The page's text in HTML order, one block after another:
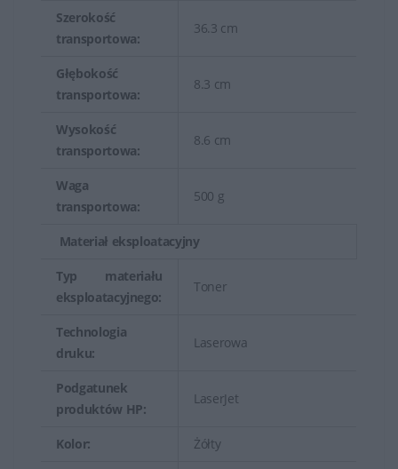
Szerokość
transportowa:
36.3 cm
Głębokość
transportowa:
8.3 cm
Wysokość
transportowa:
8.6 cm
Waga
transportowa:
500 g
Materiał eksploatacyjny
Typ materiału
eksploatacyjnego:
Toner
Technologia
druku:
Laserowa
Podgatunek
produktów HP:
LaserJet
Kolor: Żółty